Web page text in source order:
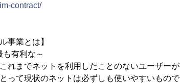
contract/
事業とは】
も有利な～
れまでネットを利用したことのないユーザー
って現状のネットは必ずしも使いやすいもの